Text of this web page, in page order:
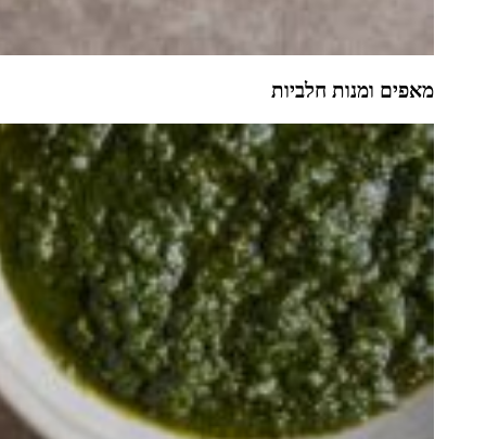
מאפים ומנות חלביות